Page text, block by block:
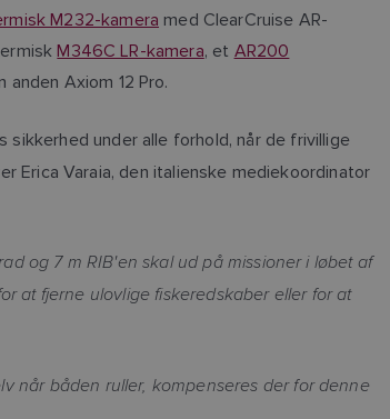
M232-kamera med ClearCruise AR-
M346C LR-kamera, et AR200
Axiom 12 Pro.
under alle forhold, når de frivillige
Erica Varaia, den italienske mediekoordinator
og 7 m RIB'en skal ud på missioner i løbet af
at fjerne ulovlige fiskeredskaber eller for at
når båden ruller, kompenseres der for denne